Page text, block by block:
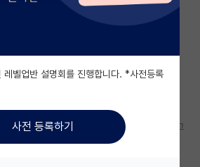
랩)
기 게시판
박을 지도해주시고 계시는 우리 교수님을 보고
레벨업반 설명회를 진행합니다. *사전등록
사전 등록하기